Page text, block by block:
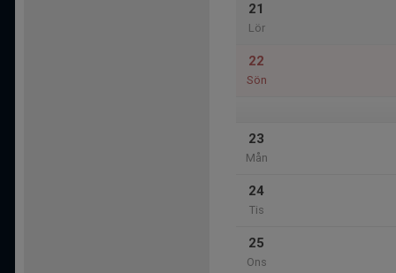
21
Lör
22
Sön
23
Mån
24
Tis
25
Ons